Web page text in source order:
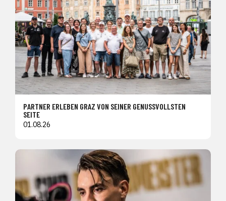
PARTNER ERLEBEN GRAZ VON SEINER GENUSSVOLLSTEN
SEITE
01.08.26